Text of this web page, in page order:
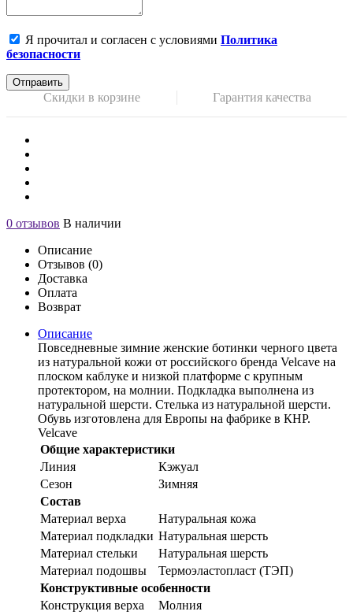
Я прочитал и согласен с условиями Политика
безопасности
Отправить
Скидки в корзине Гарантия качества
0 отзывов В наличии
Описание
Отзывов (0)
Доставка
Оплата
Возврат
Описание
Повседневные зимние женские ботинки черного цвета
из натуральной кожи от российского бренда Velcave на
плоском каблуке и низкой платформе с крупным
протектором, на молнии. Подкладка выполнена из
натуральной шерсти. Стелька из натуральной шерсти.
Обувь изготовлена для Европы на фабрике в КНР.
Velcave
Общие характеристики
Линия
Кэжуал
Сезон
Зимняя
Состав
Материал верха
Натуральная кожа
Материал подкладки Натуральная шерсть
Материал стельки
Натуральная шерсть
Материал подошвы
Термоэластопласт (ТЭП)
Конструктивные особенности
Конструкция верха
Молния